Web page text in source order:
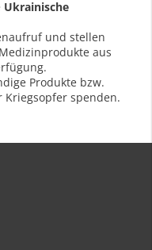
Ukrainische
und stellen
aus
Produkte bzw.
spenden.